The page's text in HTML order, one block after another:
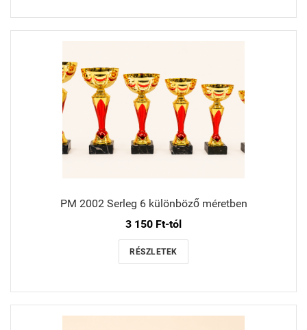
PM 2002 Serleg 6 különböző méretben
3 150 Ft-tól
RÉSZLETEK